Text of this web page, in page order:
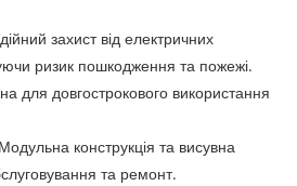
захист від електричних
ризик пошкодження та пожежі.
для довгострокового використання
конструкція та висувна
та ремонт.